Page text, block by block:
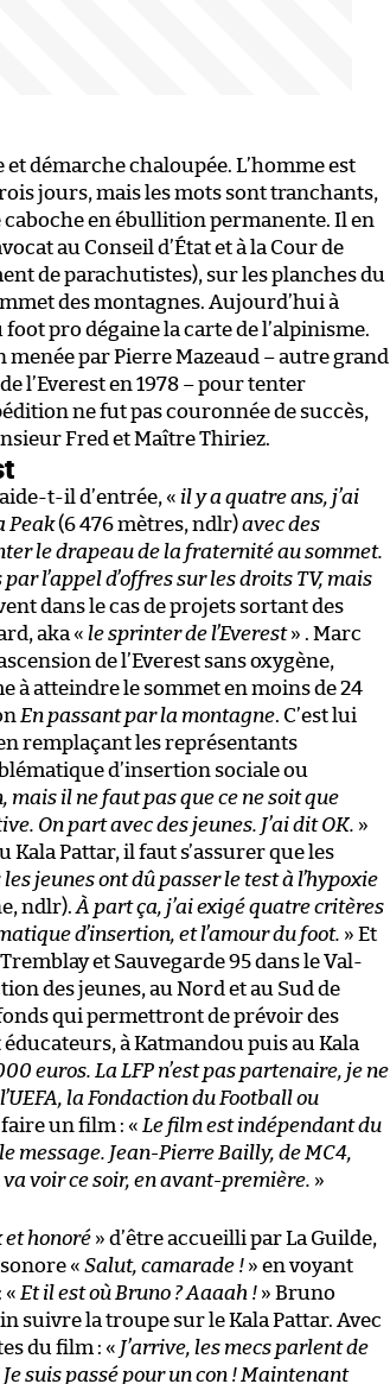
démarche chaloupée. L’homme est
jours, mais les mots sont tranchants,
en ébullition permanente. Il en
au Conseil d’État et à la Cour de
de parachutistes), sur les planches du
des montagnes. Aujourd’hui à
foot pro dégaine la carte de l’alpinisme.
menée par Pierre Mazeaud – autre grand
l’Everest en 1978 – pour tenter
ne fut pas couronnée de succès,
Fred et Maître Thiriez.
t-il d’entrée, « il y a quatre ans, j’ai
Peak(6 476 mètres, ndlr)avec des
le drapeau de la fraternité au sommet.
l’appel d’offres sur les droits TV, mais
dans le cas de projets sortant des
aka « le sprinter de l’Everest» . Marc
de l’Everest sans oxygène,
à atteindre le sommet en moins de 24
En passant par la montagne. C’est lui
remplaçant les représentants
d’insertion sociale ou
mais il ne faut pas que ce ne soit que
On part avec des jeunes. J’ai dit OK. »
Kala Pattar, il faut s’assurer que les
les jeunes ont dû passer le test à l’hypoxie
ndlr). À part ça, j’ai exigé quatre critères
d’insertion, et l’amour du foot. » Et
et Sauvegarde 95 dans le Val-
des jeunes, au Nord et au Sud de
qui permettront de prévoir des
à Katmandou puis au Kala
euros. La LFP n’est pas partenaire, je ne
la Fondaction du Football ou
un film : « Le film est indépendant du
message. Jean-Pierre Bailly, de MC4,
va voir ce soir, en avant-première. »
et honoré » d’être accueilli par La Guilde,
« Salut, camarade ! » en voyant
« Et il est où Bruno ? Aaaah ! » Bruno
suivre la troupe sur le Kala Pattar. Avec
du film : « J’arrive, les mecs parlent de
suis passé pour un con ! Maintenant